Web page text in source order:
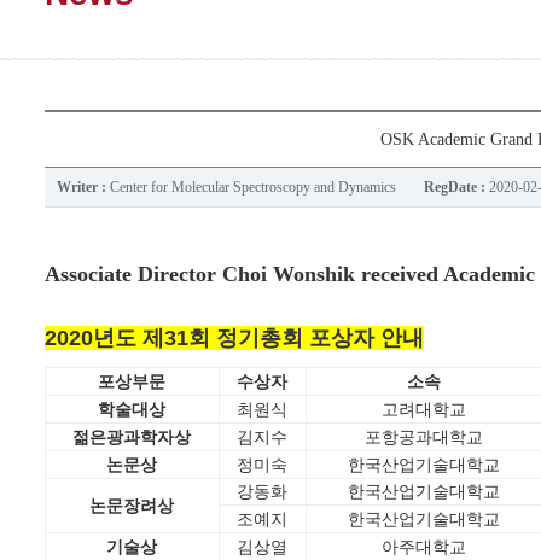
OSK Academic Grand
Writer : Center for Molecular Spectroscopy and Dynamics RegDate : 2020-
Associate Director Choi Wonshik received
2020년도 제31회 정기총회 포상자 안내
포상부문 수상자
소속
학술대상
최원식
고려대학교
젊은광과학자상
김지수
포항공과대학교
논문상
정미숙 한국산업기술대학교
논문장려상
강동화
한국산업기술대학교
조예지
한국산업기술대학교
기술상
김상열
아주대학교